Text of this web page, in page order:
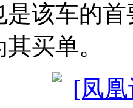
是该车的
买单。